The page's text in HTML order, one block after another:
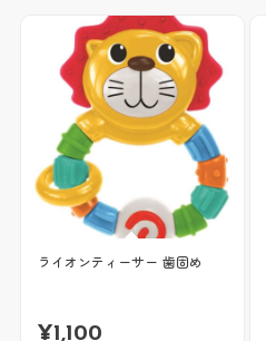
ライオンティーサー 歯固め
¥1,100